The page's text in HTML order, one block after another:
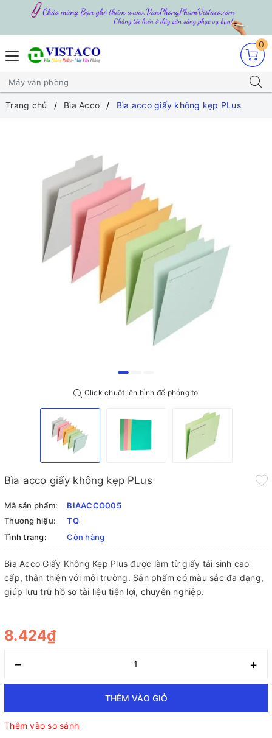
0
Trang chủ Bìa Acco Bìa acco giấy không kẹp PLus
Click chuột lên hình để phóng to
Bìa acco giấy không kẹp PLus
Mã sản phẩm:
BIAACCO005
Thương hiệu:
TQ
Tình trạng:
Còn hàng
Bìa Acco Giấy Không Kẹp Plus được làm từ giấy tái sinh cao
cấp, thân thiện với môi trường. Sản phẩm có màu sắc đa dạng,
giúp lưu trữ hồ sơ tài liệu tiện lợi, chuyên nghiệp.
8.424₫
– +
THÊM VÀO GIỎ
Thêm vào so sánh